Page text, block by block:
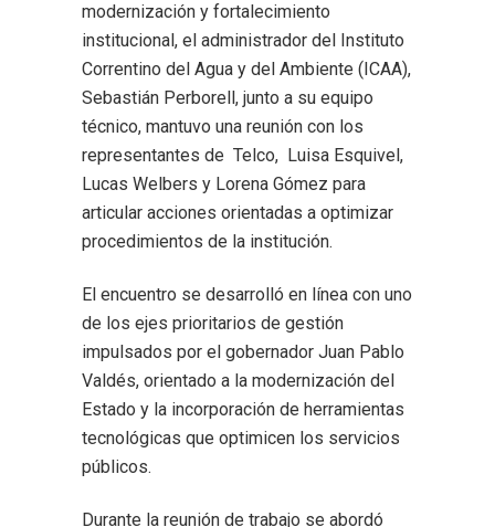
modernización y fortalecimiento
institucional, el administrador del Instituto
Correntino del Agua y del Ambiente (ICAA),
Sebastián Perborell, junto a su equipo
técnico, mantuvo una reunión con los
representantes de Telco, Luisa Esquivel,
Lucas Welbers y Lorena Gómez para
articular acciones orientadas a optimizar
procedimientos de la institución.
El encuentro se desarrolló en línea con uno
de los ejes prioritarios de gestión
impulsados por el gobernador Juan Pablo
Valdés, orientado a la modernización del
Estado y la incorporación de herramientas
tecnológicas que optimicen los servicios
públicos.
Durante la reunión de trabajo se abordó